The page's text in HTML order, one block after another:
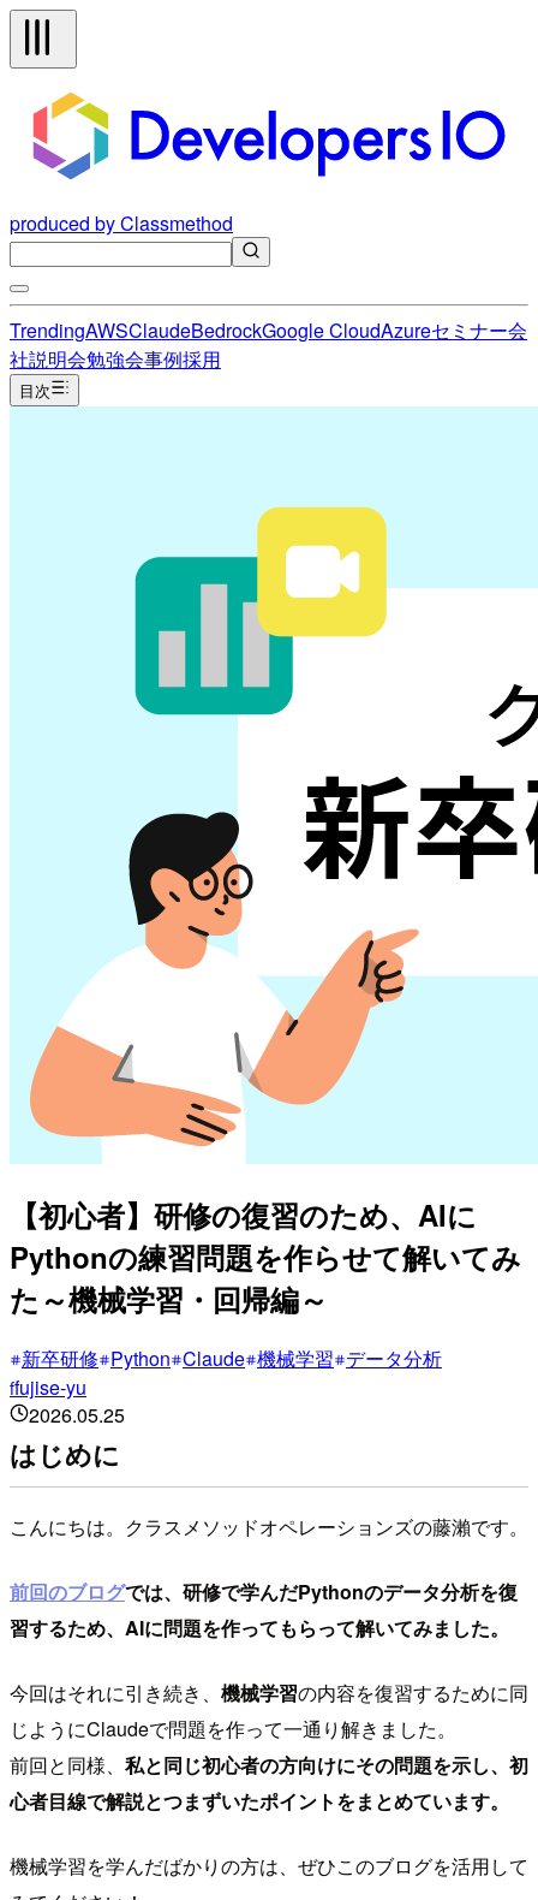
produced by Classmethod
TrendingAWSClaudeBedrockGoogle CloudAzureセミナー会
社説明会勉強会事例採用
目次
【初心者】研修の復習のため、AIに
Pythonの練習問題を作らせて解いてみ
た～機械学習・回帰編～
新卒研修 Python Claude 機械学習 データ分析
ffujise-yu
2026.05.25
はじめに
こんにちは。クラスメソッドオペレーションズの藤瀨です。
前回のブログでは、研修で学んだPythonのデータ分析を復
習するため、AIに問題を作ってもらって解いてみました。
今回はそれに引き続き、 機械学習の内容を復習するために同
じようにClaudeで問題を作って一通り解きました。
前回と同様、 私と同じ初心者の方向けにその問題を示し、初
心者目線で解説とつまずいたポイントをまとめています。
機械学習を学んだばかりの方は、ぜひこのブログを活用して